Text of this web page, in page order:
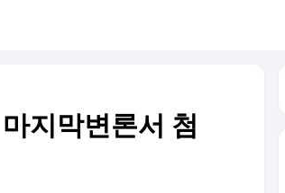
지막변론서 첨